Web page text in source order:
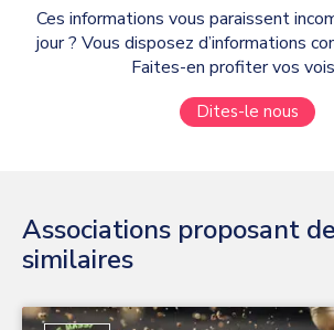
Ces informations vous paraissent
jour ? Vous disposez d’informations
Faites-en profiter vos
Dites-le nous
Associations proposant
similaires